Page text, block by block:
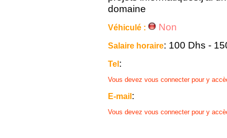
domaine
Véhiculé : Non
Salaire horaire: 100 Dhs -
Tel:
Vous devez vous connecter pour y
E-mail:
Vous devez vous connecter pour y